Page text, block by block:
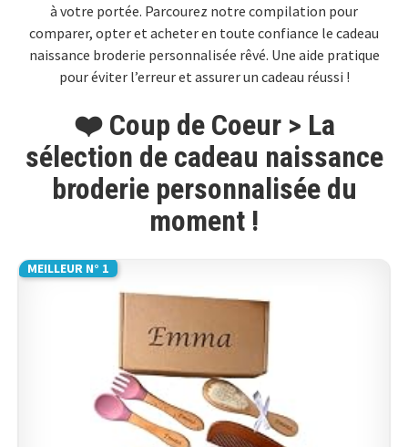
à votre portée. Parcourez notre compilation pour
comparer, opter et acheter en toute confiance le cadeau
naissance broderie personnalisée rêvé. Une aide pratique
pour éviter l’erreur et assurer un cadeau réussi !
❤️ Coup de Coeur > La
sélection de cadeau naissance
broderie personnalisée du
moment !
MEILLEUR N° 1